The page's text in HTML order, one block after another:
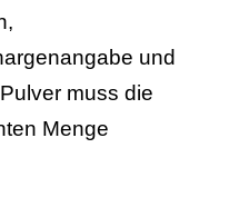
und
muss die
Menge